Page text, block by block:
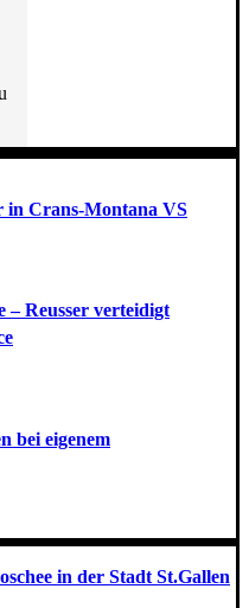
in Crans-Montana VS
Reusser verteidigt
bei eigenem
in der Stadt St.Gallen